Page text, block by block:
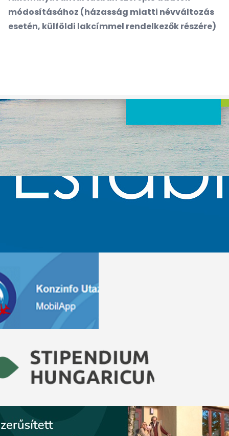
módosításához (házasság miatti névváltozás
esetén, külföldi lakcímmel rendelkezők részére)